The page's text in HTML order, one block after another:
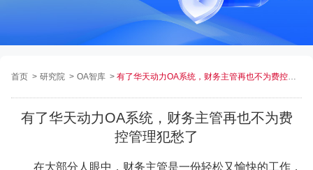
首页 > 研究院 > OA智库 > 有了华天动力OA系统，财务主管再也不为费控管理犯愁了
有了华天动力OA系统，财务主管再也不为费
控管理犯愁了
在大部分人眼中，财务主管是一份轻松又愉快的工作，